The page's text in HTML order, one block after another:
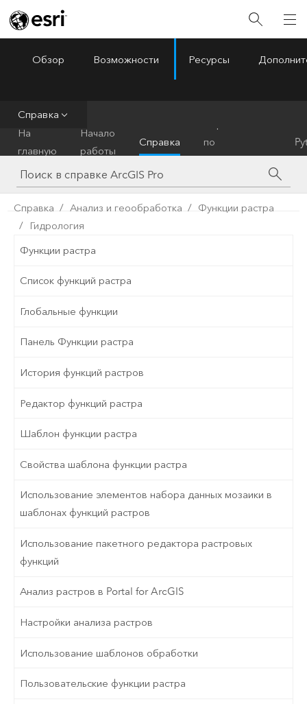
ArcGIS Pro
Обзор Возможности Ресурсы
Справка
На
главную
Начало
работы
Справка
по
инструментам
Справка Анализ и геообработка
Функции растра
Гидрология
Функции растра
Список функций растра
Глобальные функции
Панель Функции растра
История функций растров
Редактор функций растра
Шаблон функции растра
Свойства шаблона функции растра
Использование элементов набора данных мозаики в
шаблонах функций растров
Использование пакетного редактора растровых
функций
Анализ растров в Portal for ArcGIS
Настройки анализа растров
Использование шаблонов обработки
Пользовательские функции растра